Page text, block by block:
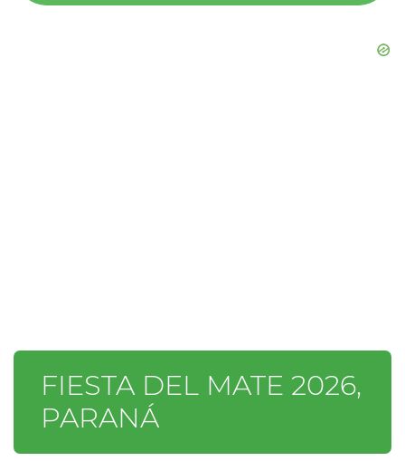
FIESTA DEL MATE 2026,
PARANÁ